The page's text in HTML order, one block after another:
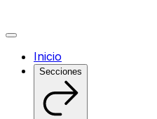
Inicio
Secciones